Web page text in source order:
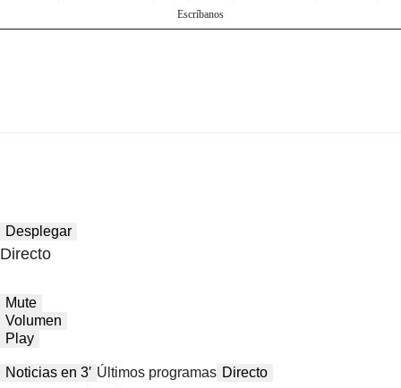
Escríbanos
Desplegar
Directo
Mute
Volumen
Play
Noticias en 3′ Últimos programas Directo